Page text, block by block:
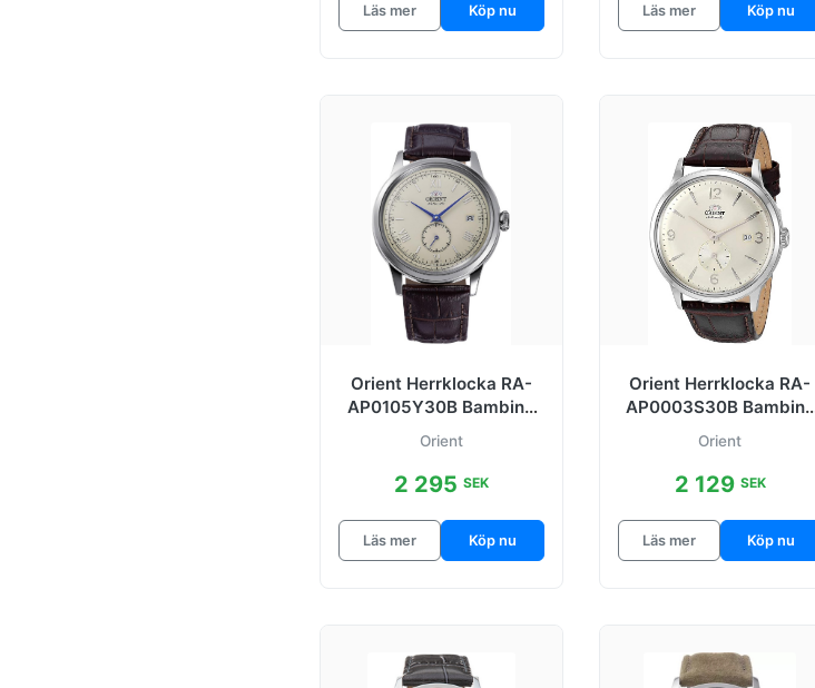
Läs mer Köp nu Läs mer Köp nu
Orient Herrklocka RA-
AP0105Y30B Bambino
mm
Orient
2 295 SEK
Läs mer Köp nu
Orient Herrklocka RA-
AP0003S30B Bambino
mm
Orient
2 129 SEK
Läs mer Köp nu